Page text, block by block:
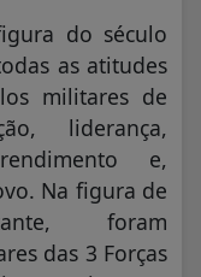
do século
as atitudes
militares de
liderança,
e,
Na figura de
foram
das 3 Forças